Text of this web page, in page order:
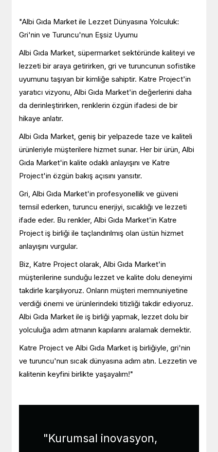
"Albi Gıda Market ile Lezzet Dünyasına Yolculuk:
Gri'nin ve Turuncu'nun Eşsiz Uyumu
Albi Gıda Market, süpermarket sektöründe kaliteyi ve
lezzeti bir araya getirirken, gri ve turuncunun sofistike
uyumunu taşıyan bir kimliğe sahiptir. Katre Project'in
yaratıcı vizyonu, Albi Gıda Market'in değerlerini daha
da derinleştirirken, renklerin özgün ifadesi de bir
hikaye anlatır.
Albi Gıda Market, geniş bir yelpazede taze ve kaliteli
ürünleriyle müşterilere hizmet sunar. Her bir ürün, Albi
Gıda Market'in kalite odaklı anlayışını ve Katre
Project'in özgün bakış açısını yansıtır.
Gri, Albi Gıda Market'in profesyonellik ve güveni
temsil ederken, turuncu enerjiyi, sıcaklığı ve lezzeti
ifade eder. Bu renkler, Albi Gıda Market'in Katre
Project iş birliği ile taçlandırılmış olan üstün hizmet
anlayışını vurgular.
Biz, Katre Project olarak, Albi Gıda Market'in
müşterilerine sunduğu lezzet ve kalite dolu deneyimi
takdirle karşılıyoruz. Onların müşteri memnuniyetine
verdiği önemi ve ürünlerindeki titizliği takdir ediyoruz.
Albi Gıda Market ile iş birliği yapmak, lezzet dolu bir
yolculuğa adım atmanın kapılarını aralamak demektir.
Katre Project ve Albi Gıda Market iş birliğiyle, gri'nin
ve turuncu'nun sıcak dünyasına adım atın. Lezzetin ve
kalitenin keyfini birlikte yaşayalım!"
"Kurumsal inovasyon,